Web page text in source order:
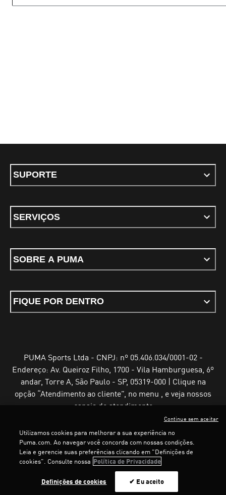
SUPORTE
SERVIÇOS
SOBRE A PUMA
FIQUE POR DENTRO
PUMA Sports Ltda - CNPJ: nº 05.406.034/0001-02 -
Endereço: Av. Queiroz Filho, 1700 - Vila Hamburguesa, 6º
andar, Torre A, São Paulo - SP, 05319-000 | Clique na
opção “Atendimento ao cliente”, no menu , e veja nossos
canais de atendimento
Termos e Condições de UsoPolítica de Privacidade
Configurador de cookies
PUMA, 2025. Todos os direitos reservados
Utilizamos cookies para melhorar a sua experiência no
Puma.com. Ao navegar você concorda com nossas condições.
Leia e gerencie suas preferências clicando em "Definições de
cookies". Consulte nossa Política de Privacidade
Definições de cookies ✔ Eu aceito
Continue sem aceitar